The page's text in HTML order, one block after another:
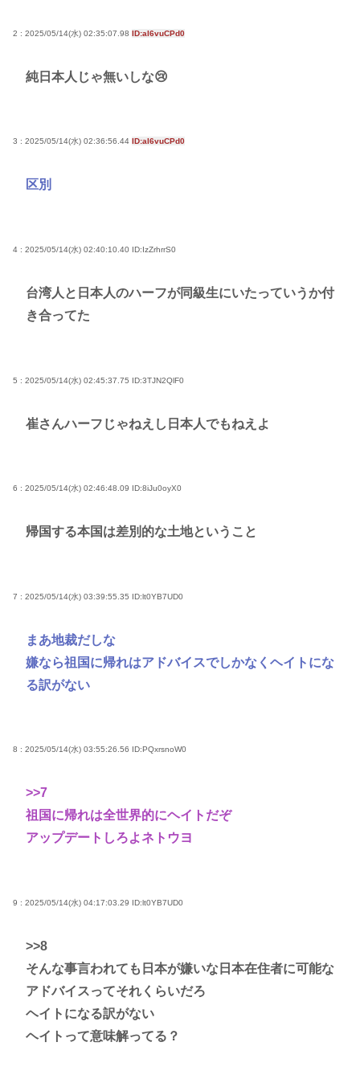
2 : 2025/05/14(水) 02:35:07.98 ID:aI6vuCPd0
純日本人じゃ無いしな😢
3 : 2025/05/14(水) 02:36:56.44 ID:aI6vuCPd0
区別
4 : 2025/05/14(水) 02:40:10.40 ID:IzZrhrrS0
台湾人と日本人のハーフが同級生にいたっていうか付
き合ってた
5 : 2025/05/14(水) 02:45:37.75 ID:3TJN2QlF0
崔さんハーフじゃねえし日本人でもねえよ
6 : 2025/05/14(水) 02:46:48.09 ID:8iJu0oyX0
帰国する本国は差別的な土地ということ
7 : 2025/05/14(水) 03:39:55.35 ID:lt0YB7UD0
まあ地裁だしな
嫌なら祖国に帰れはアドバイスでしかなくヘイトにな
る訳がない
8 : 2025/05/14(水) 03:55:26.56 ID:PQxrsnoW0
>>7
祖国に帰れは全世界的にヘイトだぞ
アップデートしろよネトウヨ
9 : 2025/05/14(水) 04:17:03.29 ID:lt0YB7UD0
>>8
そんな事言われても日本が嫌いな日本在住者に可能な
アドバイスってそれくらいだろ
ヘイトになる訳がない
ヘイトって意味解ってる？